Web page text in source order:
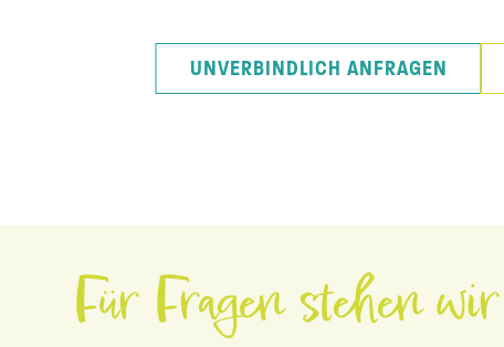
UNVERBINDLICH ANFRAGEN
Für Fragen stehen